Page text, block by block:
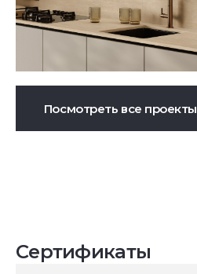
Посмотреть все проекты
Сертификаты